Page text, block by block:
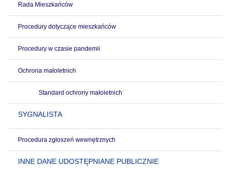
Rada Mieszkańców
Procedury dotyczące mieszkańców
Procedury w czasie pandemii
Ochrona małoletnich
Standard ochrony małoletnich
SYGNALISTA
Procedura zgłoszeń wewnętrznych
INNE DANE UDOSTĘPNIANE PUBLICZNIE